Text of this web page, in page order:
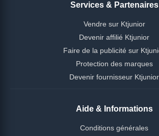
Services & Partenaires
Vendre sur Ktjunior
Devenir affilié Ktjunior
Faire de la publicité sur
Protection des marques
Devenir fournisseur Ktjunior
Aide & Informations
Conditions générales